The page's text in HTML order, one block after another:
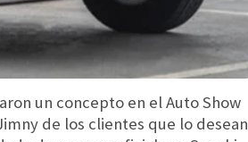
un concepto en el Auto Show
de los clientes que lo desean